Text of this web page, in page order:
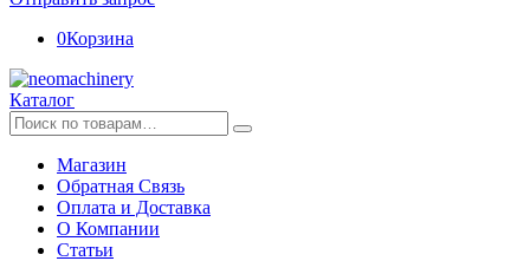
0Корзина
Каталог
Искать:
Магазин
Обратная Связь
Оплата и Доставка
О Компании
Статьи